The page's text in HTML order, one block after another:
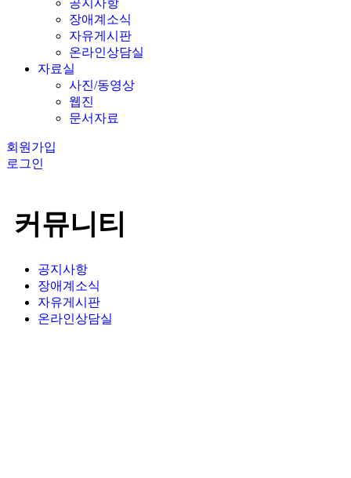
공지사항
장애계소식
자유게시판
온라인상담실
자료실
사진/동영상
웹진
문서자료
회원가입
로그인
커뮤니티
공지사항
장애계소식
자유게시판
온라인상담실